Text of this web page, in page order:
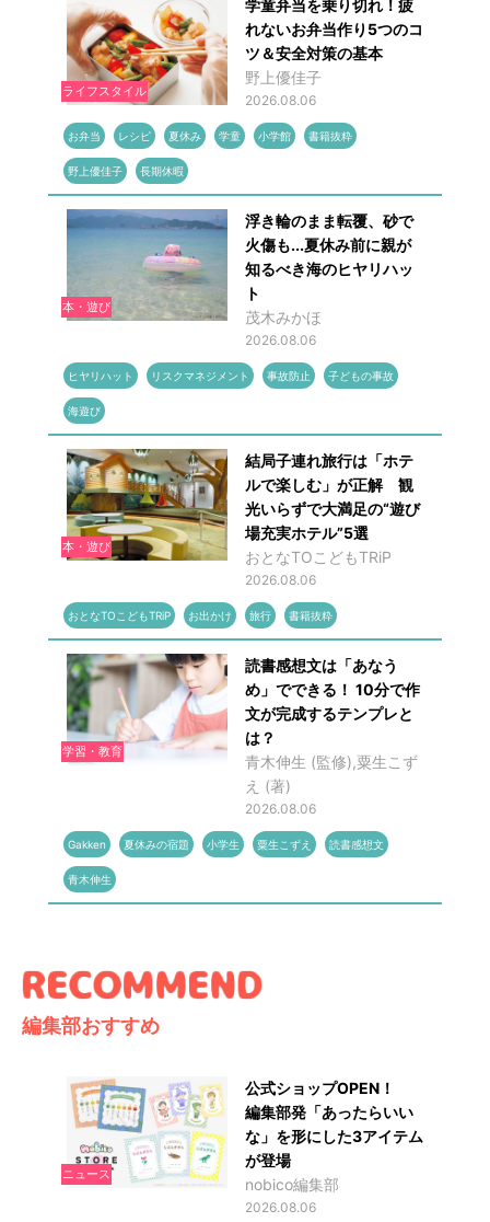
ライフスタイル
学童弁当を乗り切れ！疲
れないお弁当作り5つのコ
ツ＆安全対策の基本
野上優佳子
2026.08.06
お弁当 レシピ 夏休み 学童 小学館 書籍抜粋
野上優佳子 長期休暇
本・遊び
浮き輪のまま転覆、砂で
火傷も...夏休み前に親が
知るべき海のヒヤリハッ
ト
茂木みかほ
2026.08.06
ヒヤリハット リスクマネジメント 事故防止 子どもの事故
海遊び
本・遊び
結局子連れ旅行は「ホテ
ルで楽しむ」が正解 観
光いらずで大満足の“遊び
場充実ホテル”5選
おとなTOこどもTRiP
2026.08.06
おとなTOこどもTRiP お出かけ 旅行 書籍抜粋
学習・教育
読書感想文は「あなう
め」でできる！ 10分で作
文が完成するテンプレと
は？
青木伸生 (監修),粟生こず
え (著)
2026.08.06
Gakken 夏休みの宿題 小学生 粟生こずえ 読書感想文
青木伸生
編集部おすすめ
ニュース
公式ショップOPEN！
編集部発「あったらいい
な」を形にした3アイテム
が登場
nobico編集部
2026.08.06